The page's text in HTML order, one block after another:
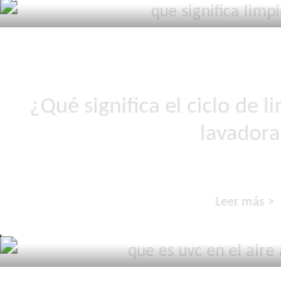
¿Qué significa el ciclo de
Leer más >